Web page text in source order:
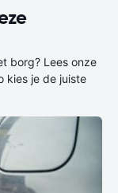
borg? Lees onze
kies je de juiste